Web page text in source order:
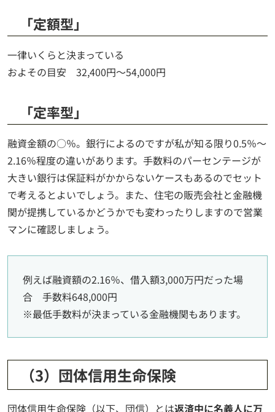
「定額型」
一律いくらと決まっている
およその目安 32,400円～54,000円
「定率型」
融資金額の○％。銀行によるのですが私が知る限り0.5％～
2.16％程度の違いがあります。手数料のパーセンテージが
大きい銀行は保証料がかからないケースもあるのでセット
で考えるとよいでしょう。また、住宅の販売会社と金融機
関が提携しているかどうかでも変わったりしますので営業
マンに確認しましょう。
例えば融資額の2.16％、借入額3,000万円だった場
合 手数料648,000円
※最低手数料が決まっている金融機関もあります。
（3）団体信用生命保険
団体信用生命保険（以下、団信）とは返済中に名義人に万